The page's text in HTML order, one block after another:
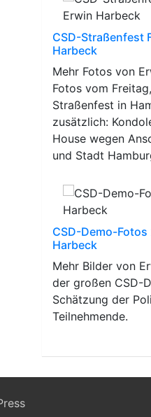
CSD-Straßenfest
Harbeck
Mehr Fotos von
Fotos vom
Straßenfest in
zusätzlich:
House wegen
und Stadt
CSD-Demo-
Harbeck
Mehr Bilder von
der großen CSD-
Schätzung der
Teilnehmende.